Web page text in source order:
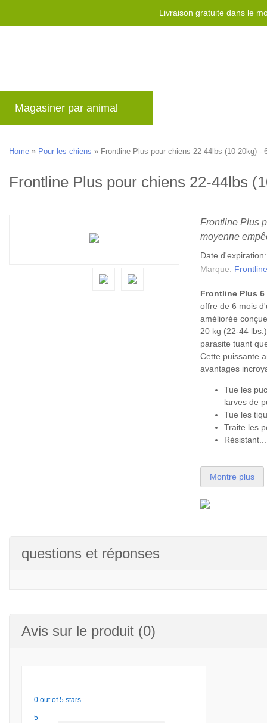
Livraison gratuite dans le
Magasiner par animal
Home » Pour les chiens » Frontline Plus pour chiens 22-44lbs (10-20kg) -
Frontline Plus pour chiens 22-44lbs
Frontline Plus
moyenne
Date
Marque:
Frontline Plus
offre de 6 mois
améliorée
20 kg (22-44
parasite tuant
Cette puissante
avantages
Tue les
larves de
Tue les
Traite les
Résistant...
Montre plus
questions et réponses
Avis sur le produit (0)
0 out of 5 stars
5